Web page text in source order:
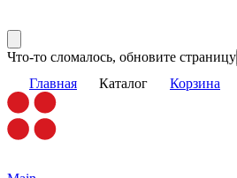
Что-то сломалось, обновите страницу
Главная Каталог Корзина